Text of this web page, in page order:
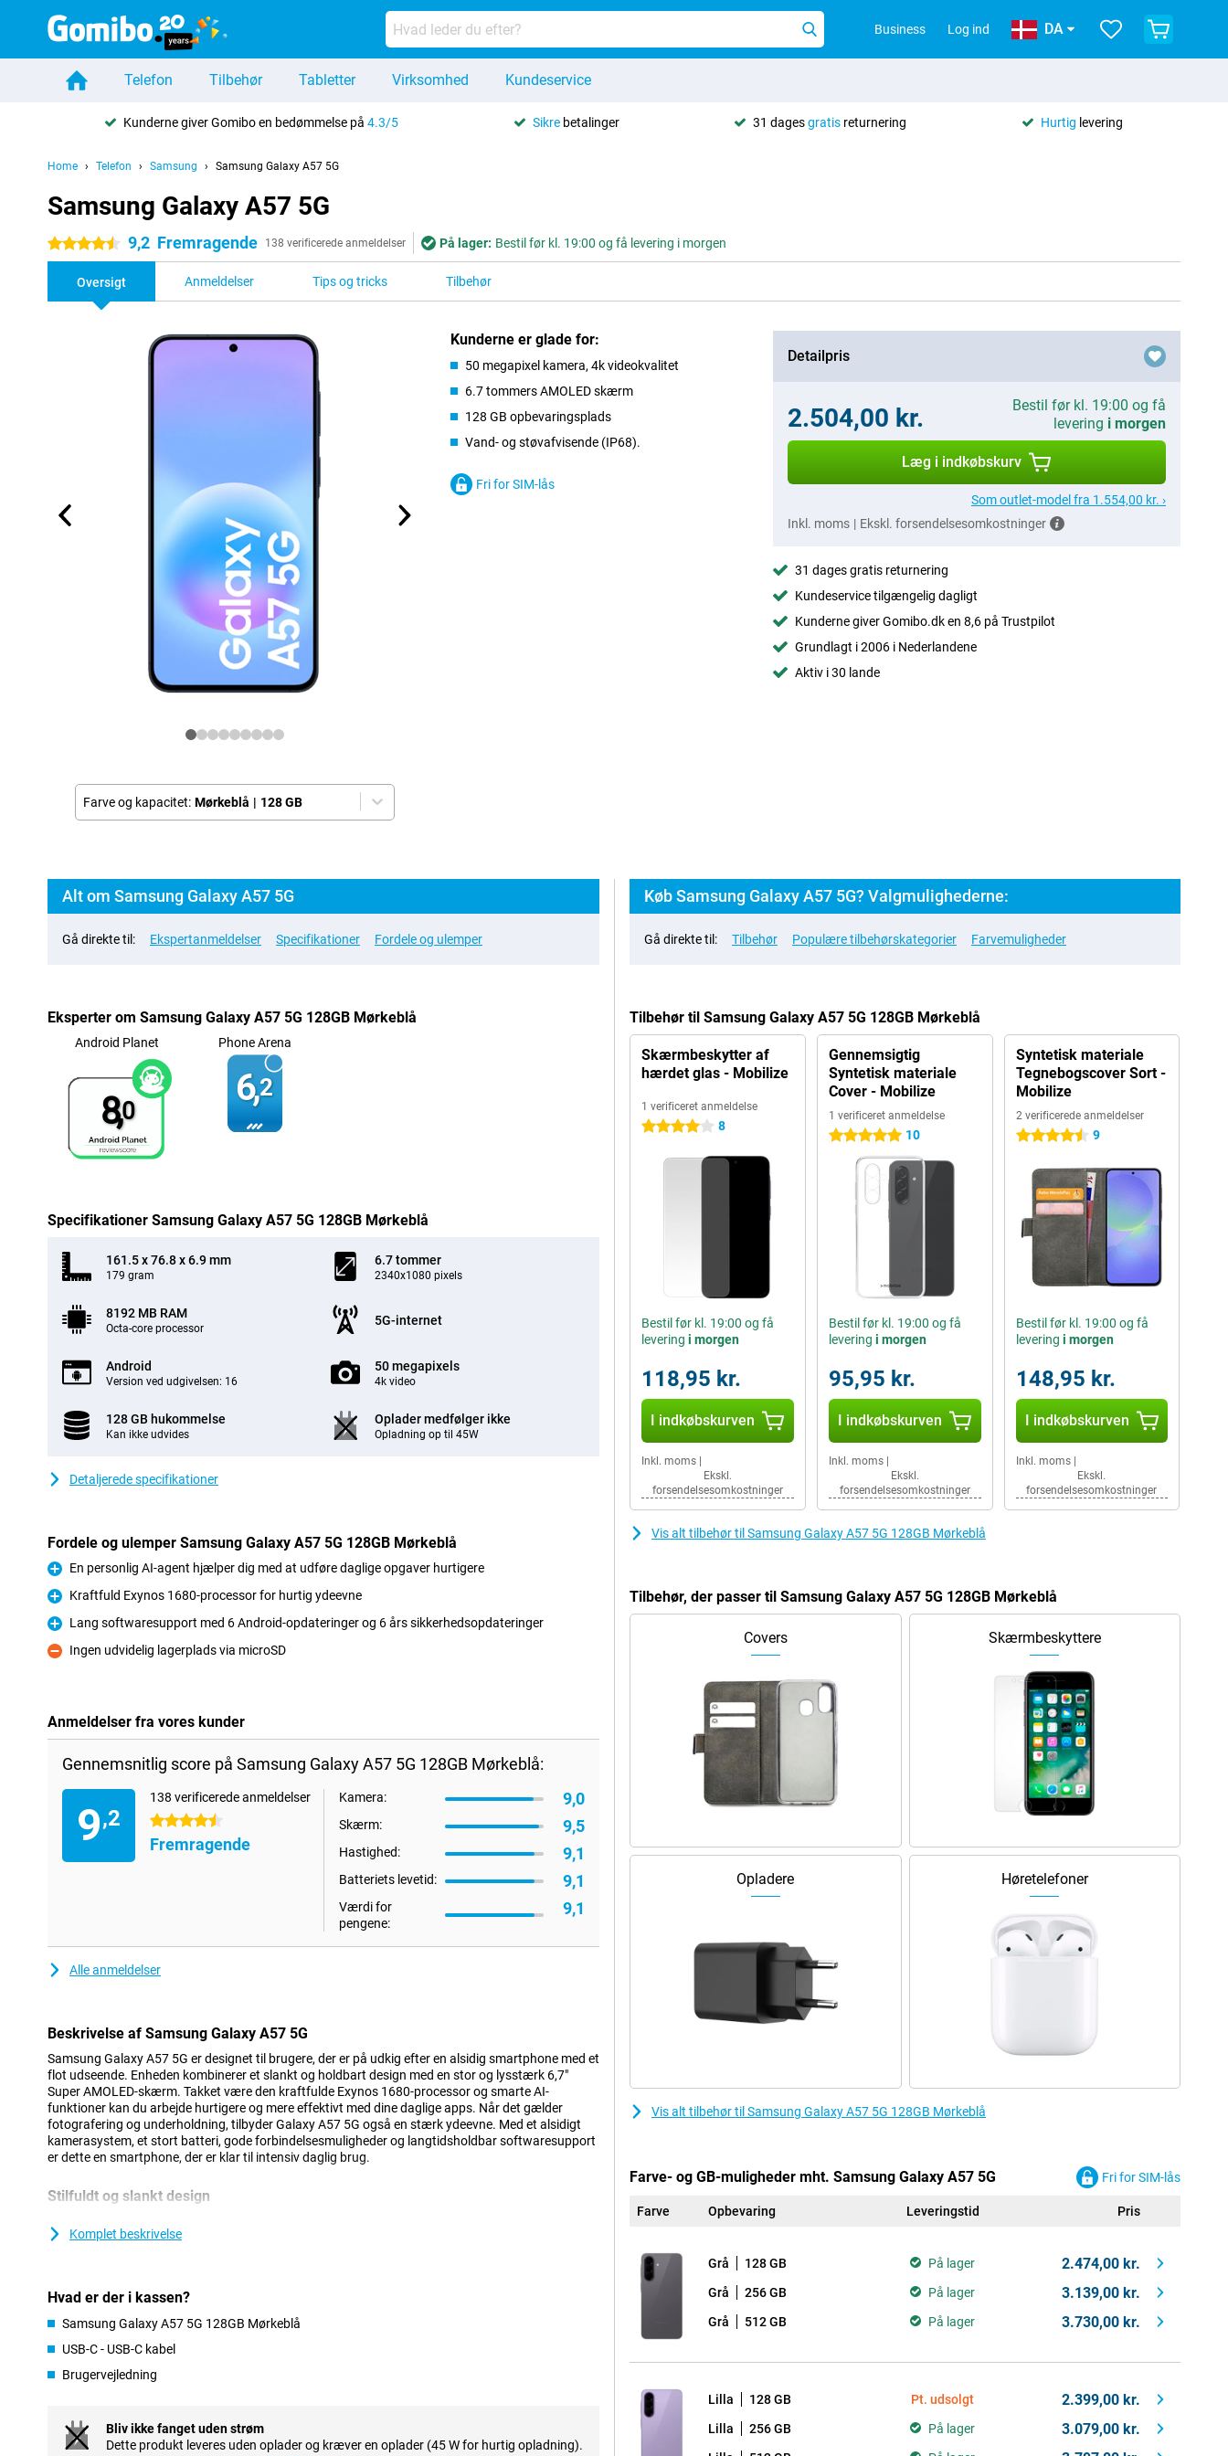
Business Log ind DA
Telefon Tilbehør Tabletter Virksomhed Kundeservice
Kunderne giver Gomibo en bedømmelse på4.3/5 Sikrebetalinger 31 dagesgratis returnering Hurtig levering
Home Telefon Samsung Samsung Galaxy A57 5G
Samsung Galaxy A57 5G
4.5 stjerner 9,2 Fremragende 138 verificerede anmeldelser På lager: Bestil før kl. 19:00 og få levering i morgen
Oversigt Anmeldelser Tips og tricks Tilbehør
Farve og kapacitet: Mørkeblå | 128 GB
Kunderne er glade for:
50 megapixel kamera, 4k videokvalitet
6.7 tommers AMOLED skærm
128 GB opbevaringsplads
Vand- og støvafvisende (IP68).
Fri for SIM-lås
Detailpris
2.504,00 kr.
Bestil før kl. 19:00 og få
levering i morgen
Læg i indkøbskurv
Som outlet-model fra 1.554,00 kr. ›
Inkl. moms | Ekskl. forsendelsesomkostninger
31 dages gratis returnering
Kundeservice tilgængelig dagligt
Kunderne giver Gomibo.dk en 8,6 på Trustpilot
Grundlagt i 2006 i Nederlandene
Aktiv i 30 lande
Alt om Samsung Galaxy A57 5G
Gå direkte til: Ekspertanmeldelser Specifikationer Fordele og ulemper
Eksperter om Samsung Galaxy A57 5G 128GB Mørkeblå
Android Planet
8,0
Phone Arena
6,2
Specifikationer Samsung Galaxy A57 5G 128GB Mørkeblå
161.5 x 76.8 x 6.9 mm
179 gram
6.7 tommer
2340x1080 pixels
8192 MB RAM
Octa-core processor
5G-internet
Android
Version ved udgivelsen: 16
50 megapixels
4k video
128 GB hukommelse
Kan ikke udvides
Oplader medfølger ikke
Opladning op til 45W
Detaljerede specifikationer
Fordele og ulemper Samsung Galaxy A57 5G 128GB Mørkeblå
Fordele
En personlig AI-agent hjælper dig med at udføre daglige opgaver hurtigere
Fordele
Kraftfuld Exynos 1680-processor for hurtig ydeevne
Fordele
Lang softwaresupport med 6 Android-opdateringer og 6 års sikkerhedsopdateringer
Ulemper
Ingen udvidelig lagerplads via microSD
Anmeldelser fra vores kunder
Gennemsnitlig score på Samsung Galaxy A57 5G 128GB Mørkeblå:
9,2
138 verificerede anmeldelser
4.5 stjerner
Fremragende
Kamera: 9,0
Skærm: 9,5
Hastighed: 9,1
Batteriets levetid: 9,1
Værdi for
pengene:
9,1
Alle anmeldelser
Beskrivelse af Samsung Galaxy A57 5G
Samsung Galaxy A57 5G er designet til brugere, der er på udkig efter en alsidig smartphone med et
flot udseende. Enheden kombinerer et slankt og holdbart design med en stor og lysstærk 6,7"
Super AMOLED-skærm. Takket være den kraftfulde Exynos 1680-processor og smarte AI-
funktioner kan du arbejde hurtigere og mere effektivt med dine daglige apps. Når det gælder
fotografering og underholdning, tilbyder Galaxy A57 5G også en stærk ydeevne. Med et alsidigt
kamerasystem, et stort batteri, gode forbindelsesmuligheder og langtidsholdbar softwaresupport
er dette en smartphone, der er klar til intensiv daglig brug.
Stilfuldt og slankt design
seriens ikoniske design. Både for- og bagside har ekstra hårdfør Gorilla Glass Victus+. Den slanke
I Galaxy A-serien tilbyder A57 en god balance mellem ydeevne og førsteklasses funktioner. Hvis du
er på udkig efter en enhed fra samme serie til en lidt lavere pris, er Samsung Galaxy A37 et
AI-funktioner til hverdagens bekvemmelighed
Perplexity eller Bixby. Med en enkelt kommando kan smartphonen udføre flere handlinger i
forskellige apps på samme tid, hvilket gør opgaverne hurtigere og mere effektive. Derudover
Komplet beskrivelse
Hvad er der i kassen?
Samsung Galaxy A57 5G 128GB Mørkeblå
USB-C - USB-C kabel
Brugervejledning
Bliv ikke fanget uden strøm
Dette produkt leveres uden oplader og kræver en oplader (45 W for hurtig opladning).
Køb Samsung Galaxy A57 5G? Valgmulighederne:
Gå direkte til: Tilbehør Populære tilbehørskategorier Farvemuligheder
Tilbehør til Samsung Galaxy A57 5G 128GB Mørkeblå
Skærmbeskytter af
hærdet glas - Mobilize
1 verificeret anmeldelse
4 stjerner 8
Bestil før kl. 19:00 og få
levering i morgen
118,95 kr.
I indkøbskurven
Inkl. moms
Ekskl.
forsendelsesomkostninger
Gennemsigtig
Syntetisk materiale
Cover - Mobilize
1 verificeret anmeldelse
5 stjerner 10
Bestil før kl. 19:00 og få
levering i morgen
95,95 kr.
I indkøbskurven
Inkl. moms|
Ekskl.
forsendelsesomkostninger
Syntetisk materiale
Tegnebogscover Sort -
Mobilize
2 verificerede anmeldelser
4.5 stjerner 9
Bestil før kl. 19:00 og få
levering i morgen
148,95 kr.
I indkøbskurven
Inkl. moms|
Ekskl.
forsendelsesomkostninger
Vis alt tilbehør til Samsung Galaxy A57 5G 128GB Mørkeblå
Tilbehør, der passer til Samsung Galaxy A57 5G 128GB Mørkeblå
Covers Skærmbeskyttere
Opladere Høretelefoner
Vis alt tilbehør til Samsung Galaxy A57 5G 128GB Mørkeblå
Farve- og GB-muligheder mht. Samsung Galaxy A57 5G Fri for SIM-lås
Farve Opbevaring Leveringstid Pris
Grå 128 GB På lager 2.474,00 kr.
Grå 256 GB På lager 3.139,00 kr.
Grå 512 GB På lager 3.730,00 kr.
Lilla 128 GB Pt. udsolgt 2.399,00 kr.
Lilla 256 GB På lager 3.079,00 kr.